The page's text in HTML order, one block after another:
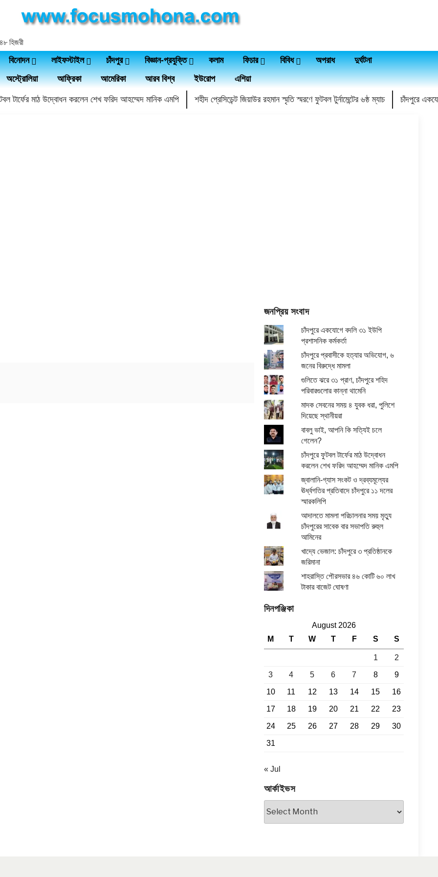
হিজরী
বিনোদন লাইফস্টাইল চাঁদপুর বিজ্ঞান-প্রযুক্তি কলাম ফিচার বিবিধ অপরাধ
দুর্ঘটনা
অস্ট্রোলিয়া
আফ্রিকা আমেরিকা আরব বিশ্ব ইউরোপ এশিয়া
টার্ফের মাঠ উদ্বোধন করলেন শেখ ফরিদ আহম্মেদ মানিক এমপি শহীদ প্রেসিডেন্ট জিয়াউর রহমান স্মৃতি স্মরণে ফুটবল টুর্নামেন্টের ৬ষ্ঠ ম্যাচ চাঁদপুরে
জনপ্রিয় সংবাদ
চাঁদপুরে একযোগে বদলি ৩১ ইউপি
প্রশাসনিক কর্মকর্তা
চাঁদপুরে প্রবাসীকে হত্যার অভিযোগ, ৬
জনের বিরুদ্ধে মামলা
গুলিতে ঝরে ৩১ প্রাণ, চাঁদপুরে শহিদ
পরিবারগুলোর কান্না থামেনি
মাদক সেবনের সময় ৪ যুবক ধরা, পুলিশে
দিয়েছে স্থানীয়রা
বাবলু ভাই, আপনি কি সত্যিই চলে
গেলেন?
চাঁদপুরে ফুটবল টার্ফের মাঠ উদ্বোধন
করলেন শেখ ফরিদ আহম্মেদ মানিক এমপি
জ্বালানি-গ্যাস সংকট ও দ্রব্যমূল্যের
ঊর্ধ্বগতির প্রতিবাদে চাঁদপুরে ১১ দলের
স্মারকলিপি
আদালতে মামলা পরিচালনার সময় মৃত্যু
চাঁদপুরের সাবেক বার সভাপতি রুহুল
আমিনের
খাদ্যে ভেজাল: চাঁদপুরে ৩ প্রতিষ্ঠানকে
জরিমানা
শাহরাস্তি পৌরসভার ৪৬ কোটি ৬০ লাখ
টাকার বাজেট ঘোষণা
দিনপঞ্জিকা
August 2026
M
T W T F S S
1 2
3 4 5 6 7 8 9
10 11 12 13 14 15 16
17 18 19 20 21 22 23
24 25 26 27 28 29 30
31
« Jul
আর্কাইভস